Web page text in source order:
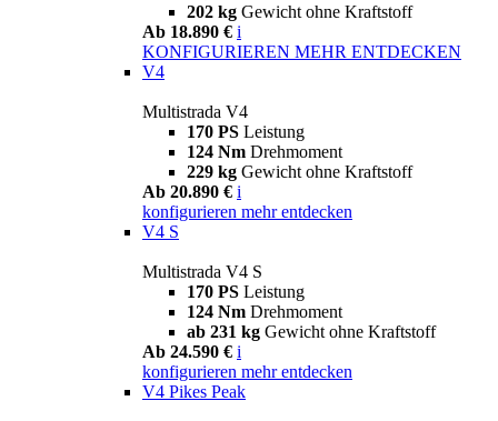
202 kg Gewicht ohne Kraftstoff
Ab 18.890 € i
KONFIGURIEREN MEHR ENTDECKEN
V4
Multistrada V4
170 PS Leistung
124 Nm Drehmoment
229 kg Gewicht ohne Kraftstoff
Ab 20.890 € i
konfigurieren mehr entdecken
V4 S
Multistrada V4 S
170 PS Leistung
124 Nm Drehmoment
ab 231 kg Gewicht ohne Kraftstoff
Ab 24.590 € i
konfigurieren mehr entdecken
V4 Pikes Peak